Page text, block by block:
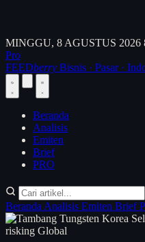
MINGGU, 8 AGUSTUS 2026
Pro
FEEDberry Bisnis · Pasar ·
Beranda
Analisis
Emiten
Brief
PRO
Beranda Analisis Emiten Brief